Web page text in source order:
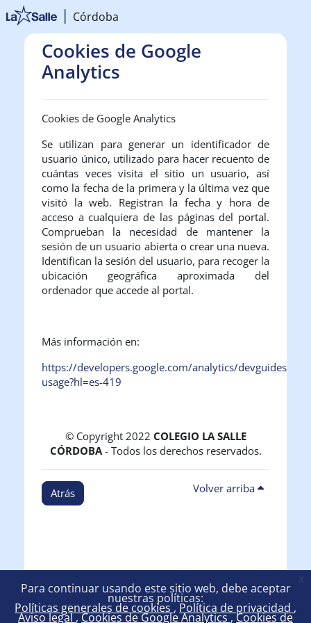
Salta al contenido principal
Para continuar usando este sitio web, debe aceptar
nuestras políticas:
Políticas generales de cookies Política de privacidad
Aviso legal Cookies de Google Analytics Cookies de
x
Córdoba
Cookies de Google
Analytics
Cookies de Google Analytics
Se utilizan para generar un identificador de
usuario único, utilizado para hacer recuento de
cuántas veces visita el sitio un usuario, así
como la fecha de la primera y la última vez que
visitó la web. Registran la fecha y hora de
acceso a cualquiera de las páginas del portal.
Comprueban la necesidad de mantener la
sesión de un usuario abierta o crear una nueva.
Identifican la sesión del usuario, para recoger la
ubicación geográfica aproximada del
ordenador que accede al portal.
Más información en:
https://developers.google.com/analytics/devguides/
usage?hl=es-419
© Copyright 2022 COLEGIO LA SALLE
CÓRDOBA- Todos los derechos reservados.
Atrás Volver arriba